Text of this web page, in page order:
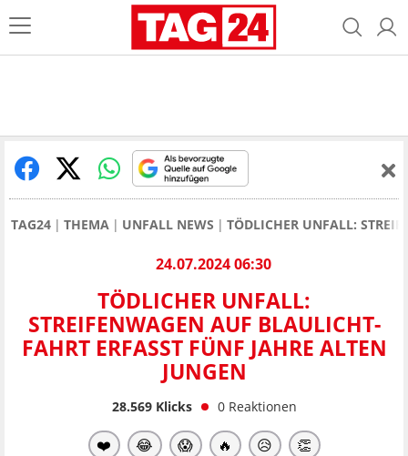
TAG24 THEMA UNFALL NEWS TÖDLICHER UNFALL:
24.07.2024 06:30
TÖDLICHER UNFALL:
STREIFENWAGEN AUF BLAULICHT-
FAHRT ERFASST FÜNF JAHRE ALTEN
JUNGEN
28.569Klicks 0 Reaktionen
❤️ 😂 😱 🔥 😥 👏